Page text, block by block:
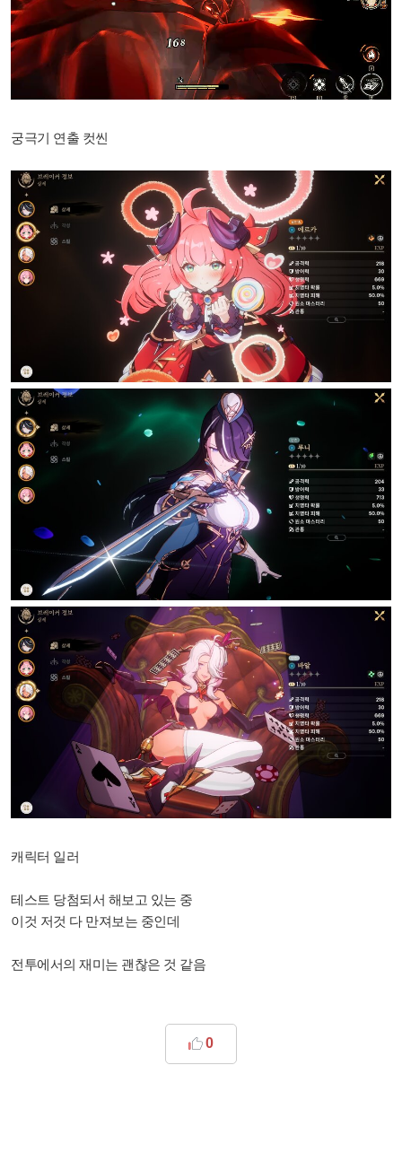
궁극기 연출 컷씬
캐릭터 일러
테스트 당첨되서 해보고 있는 중
이것 저것 다 만져보는 중인데
전투에서의 재미는 괜찮은 것 같음
0